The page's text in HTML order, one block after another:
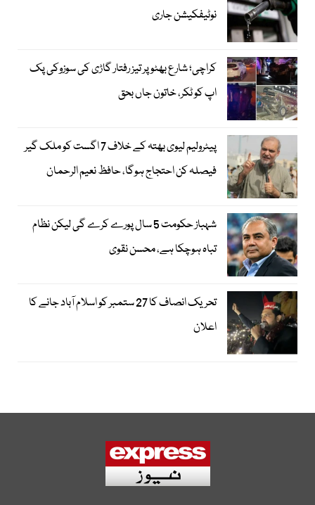
نوٹیفکیشن جاری
کراچی؛ شارع بھٹو پر تیز رفتار گاڑی کی سوزوکی پک
اپ کو ٹکر، خاتون جاں بحق
پیٹرولیم لیوی بھتہ کے خلاف 7 اگست کو ملک گیر
فیصلہ کن احتجاج ہوگا، حافظ نعیم الرحمان
شہباز حکومت 5 سال پورے کرے گی لیکن نظام
تباہ ہوچکا ہے، محسن نقوی
تحریک انصاف کا 27 ستمبر کو اسلام آباد جانے کا
اعلان